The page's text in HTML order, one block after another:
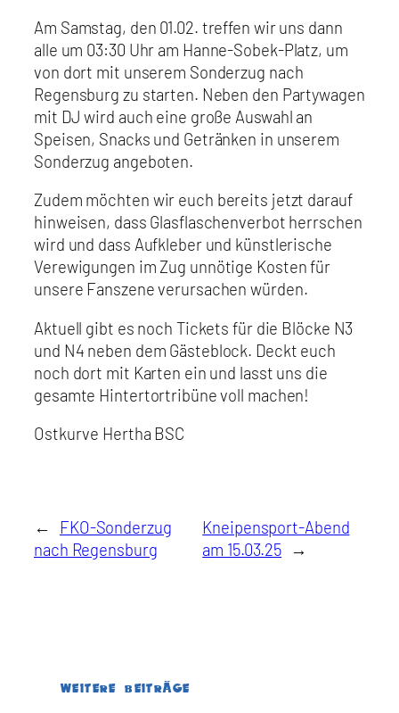
Am Samstag, den 01.02. treffen wir uns dann
alle um 03:30 Uhr am Hanne-Sobek-Platz, um
von dort mit unserem Sonderzug nach
Regensburg zu starten. Neben den Partywagen
mit DJ wird auch eine große Auswahl an
Speisen, Snacks und Getränken in unserem
Sonderzug angeboten.
Zudem möchten wir euch bereits jetzt darauf
hinweisen, dass Glasflaschenverbot herrschen
wird und dass Aufkleber und künstlerische
Verewigungen im Zug unnötige Kosten für
unsere Fanszene verursachen würden.
Aktuell gibt es noch Tickets für die Blöcke N3
und N4 neben dem Gästeblock. Deckt euch
noch dort mit Karten ein und lasst uns die
gesamte Hintertortribüne voll machen!
Ostkurve Hertha BSC
←
FKO-Sonderzug
nach Regensburg
Kneipensport-Abend
am 15.03.25 →
WEITERE BEITRÄGE